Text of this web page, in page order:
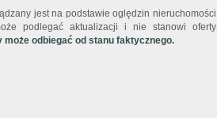
jest na podstawie oględzin nieruchomości
podlegać aktualizacji i nie stanowi oferty
może odbiegać od stanu faktycznego.